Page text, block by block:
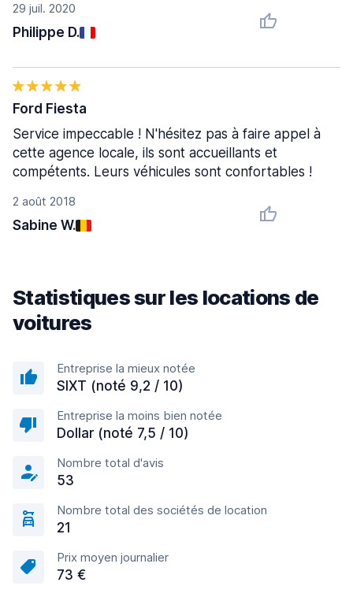
29 juil. 2020
Philippe D.
2 août 2018
Sabine W.
Ford Fiesta
Service impeccable ! N'hésitez pas à faire appel à
cette agence locale, ils sont accueillants et
compétents. Leurs véhicules sont confortables !
Statistiques sur les locations de
voitures
Entreprise la mieux notée
SIXT (noté 9,2 / 10)
Entreprise la moins bien notée
Dollar (noté 7,5 / 10)
Nombre total d'avis
53
Nombre total des sociétés de location
21
Prix moyen journalier
73 €